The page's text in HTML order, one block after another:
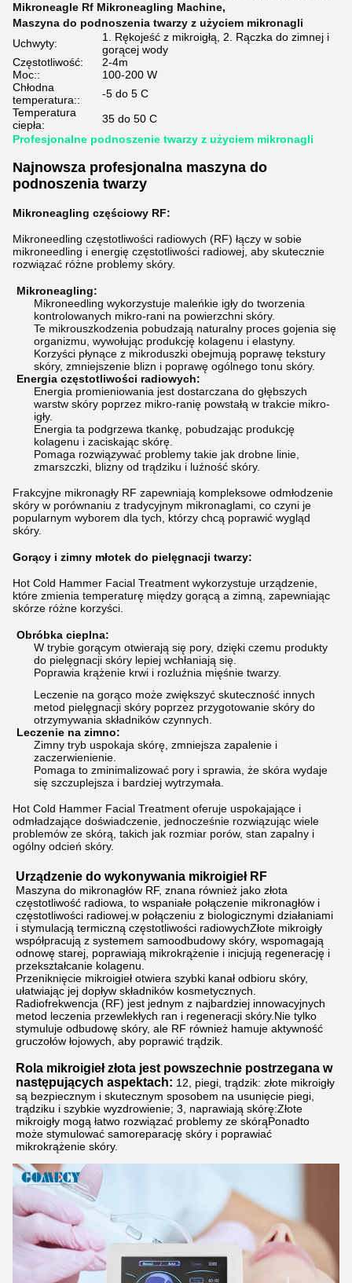
Mikroneagle Rf Mikroneagling Machine,
Maszyna do podnoszenia twarzy z użyciem mikronagli
Uchwyty:
1. Rękojeść z mikroigłą, 2. Rączka do zimnej i
gorącej wody
Częstotliwość:
2-4m
Moc::
100-200 W
Chłodna
temperatura::
-5 do 5 C
Temperatura
ciepła:
35 do 50 C
Profesjonalne podnoszenie twarzy z użyciem mikronagli
Najnowsza profesjonalna maszyna do
podnoszenia twarzy
Mikroneagling częściowy RF:
Mikroneedling częstotliwości radiowych (RF) łączy w sobie
mikroneedling i energię częstotliwości radiowej, aby skutecznie
rozwiązać różne problemy skóry.
Mikroneagling:
Mikroneedling wykorzystuje maleńkie igły do tworzenia
kontrolowanych mikro-rani na powierzchni skóry.
Te mikrouszkodzenia pobudzają naturalny proces gojenia się
organizmu, wywołując produkcję kolagenu i elastyny.
Korzyści płynące z mikroduszki obejmują poprawę tekstury
skóry, zmniejszenie blizn i poprawę ogólnego tonu skóry.
Energia częstotliwości radiowych:
Energia promieniowania jest dostarczana do głębszych
warstw skóry poprzez mikro-ranię powstałą w trakcie mikro-
igły.
Energia ta podgrzewa tkankę, pobudzając produkcję
kolagenu i zaciskając skórę.
Pomaga rozwiązywać problemy takie jak drobne linie,
zmarszczki, blizny od trądziku i luźność skóry.
Frakcyjne mikronagły RF zapewniają kompleksowe odmłodzenie
skóry w porównaniu z tradycyjnym mikronaglami, co czyni je
popularnym wyborem dla tych, którzy chcą poprawić wygląd
skóry.
Gorący i zimny młotek do pielęgnacji twarzy:
Hot Cold Hammer Facial Treatment wykorzystuje urządzenie,
które zmienia temperaturę między gorącą a zimną, zapewniając
skórze różne korzyści.
Obróbka cieplna:
W trybie gorącym otwierają się pory, dzięki czemu produkty
do pielęgnacji skóry lepiej wchłaniają się.
Poprawia krążenie krwi i rozluźnia mięśnie twarzy.
Leczenie na gorąco może zwiększyć skuteczność innych
metod pielęgnacji skóry poprzez przygotowanie skóry do
otrzymywania składników czynnych.
Leczenie na zimno:
Zimny tryb uspokaja skórę, zmniejsza zapalenie i
zaczerwienienie.
Pomaga to zminimalizować pory i sprawia, że skóra wydaje
się szczuplejsza i bardziej wytrzymała.
Hot Cold Hammer Facial Treatment oferuje uspokajające i
odmładzające doświadczenie, jednocześnie rozwiązując wiele
problemów ze skórą, takich jak rozmiar porów, stan zapalny i
ogólny odcień skóry.
Urządzenie do wykonywania mikroigieł RF
Maszyna do mikronagłów RF, znana również jako złota
częstotliwość radiowa, to wspaniałe połączenie mikronagłów i
częstotliwości radiowej.w połączeniu z biologicznymi działaniami
i stymulacją termiczną częstotliwości radiowychZłote mikroigły
współpracują z systemem samoodbudowy skóry, wspomagają
odnowę starej, poprawiają mikrokrążenie i inicjują regenerację i
przekształcanie kolagenu.
Przeniknięcie mikroigieł otwiera szybki kanał odbioru skóry,
ułatwiając jej dopływ składników kosmetycznych.
Radiofrekwencja (RF) jest jednym z najbardziej innowacyjnych
metod leczenia przewlekłych ran i regeneracji skóry.Nie tylko
stymuluje odbudowę skóry, ale RF również hamuje aktywność
gruczołów łojowych, aby poprawić trądzik.
Rola mikroigieł złota jest powszechnie postrzegana w
następujących aspektach: 12, piegi, trądzik: złote mikroigły
są bezpiecznym i skutecznym sposobem na usunięcie piegi,
trądziku i szybkie wyzdrowienie; 3, naprawiają skórę:Złote
mikroigły mogą łatwo rozwiązać problemy ze skórąPonadto
może stymulować samoreparację skóry i poprawiać
mikrokrążenie skóry.